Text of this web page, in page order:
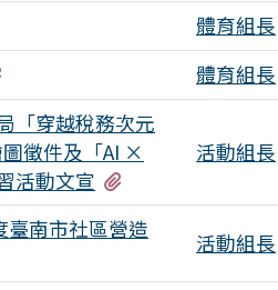
體育組長
體育組長
「穿越稅務次元
徵件及「AI ×
活動文宣
活動組長
臺南市社區營造
活動組長